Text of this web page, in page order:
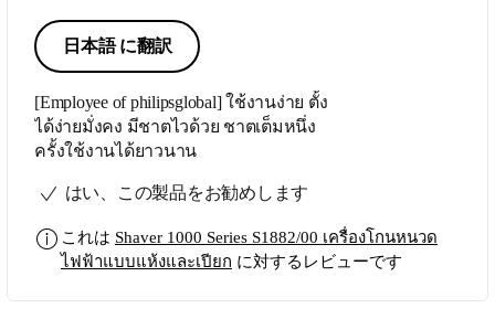
ใช้เครื่องโกนหนวดไฟฟ้าครั้งแรกของ
Philips ยี่ห้อนี้หลายๆคนบอกว่าดีเลยลอง
ซื้อมาใช้ดูผลปรากฏว่าใช้ดีโกนแล้วไม่
บาดผิวไม่ระคายเคืองเสียอย่างเดียวคือ
ใช้เครื่องโกนหนวดไฟฟ้าครั้งแรกของ
Philips ยี่ห้อนี้หลายๆคนบอกว่าดีเลยลอง
ซื้อมาใช้ดูผลปรากฏว่าใช้ดีโกนแล้วไม่
บาดผิวไม่ระคายเคืองเสียอย่างเดียวคือ
ชาร์จนานไปหน่อยแต่โดยรวมแล้ว ใช้
เครื่องโกนหนวดไฟฟ้าครั้งแรกของ
日本語 に翻訳
[Employee of philipsglobal] ใช้งานง่าย ตั้ง
ได้ง่ายมั่งคง มีชาตไวด้วย ชาตเต็มหนึ่ง
ครั้งใช้งานได้ยาวนาน
はい、この製品をお勧めします
これは Shaver 1000 Series S1882/00 เครื่องโกนหนวด
ไฟฟ้าแบบแห้งและเปียก に対するレビューです